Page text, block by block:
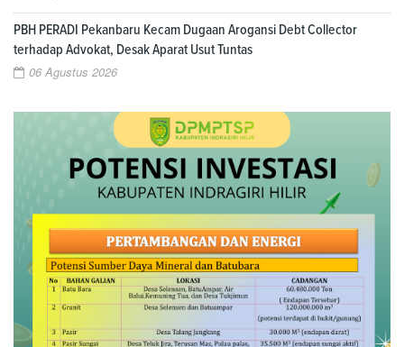
PBH PERADI Pekanbaru Kecam Dugaan Arogansi Debt Collector
terhadap Advokat, Desak Aparat Usut Tuntas
06 Agustus 2026